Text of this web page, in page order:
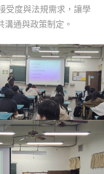
受度與法規需求，讓學
溝通與政策制定。